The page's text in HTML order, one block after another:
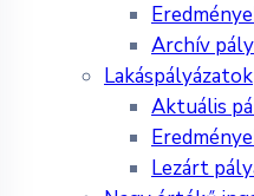
Archív
Lakáspályázatok
Aktuális
Lezárt